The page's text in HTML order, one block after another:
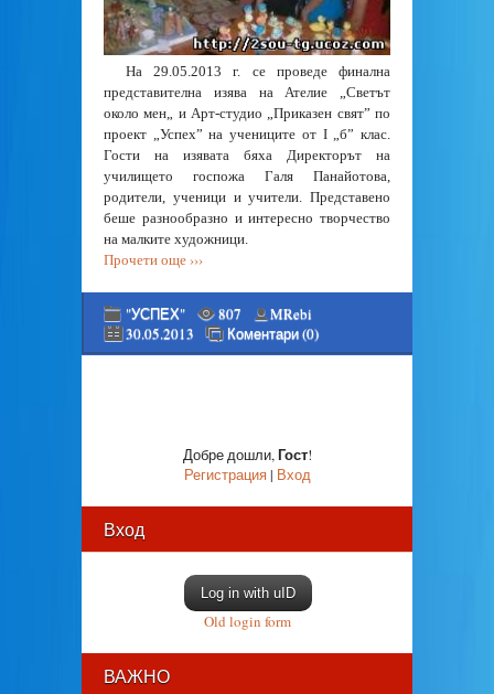
На 29.05.2013 г. се проведе финална
представителна изява на Ателие „Светът
около мен„ и Арт-студио „Приказен свят” по
проект „Успех” на учениците от I „б” клас.
Гости на изявата бяха Директорът на
училището госпожа Галя Панайотова,
родители, ученици и учители. Представено
беше разнообразно и интересно творчество
на малките художници.
Прочети още ›››
"УСПЕХ" 807
MRebi
30.05.2013
Коментари (0)
Добре дошли,Гост!
Регистрация| Вход
Вход
Log in with uID
Old login form
ВАЖНО